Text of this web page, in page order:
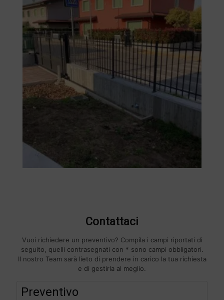
Contattaci
Vuoi richiedere un preventivo? Compila i campi riportati di
seguito, quelli contrasegnati con * sono campi obbligatori.
Il nostro Team sarà lieto di prendere in carico la tua richiesta
e di gestirla al meglio.
Preventivo